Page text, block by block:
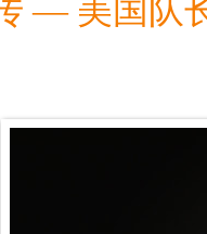
— 美国队